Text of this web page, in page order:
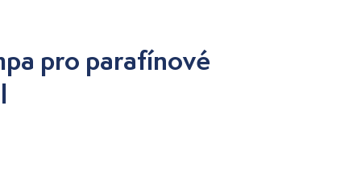
pro parafínové